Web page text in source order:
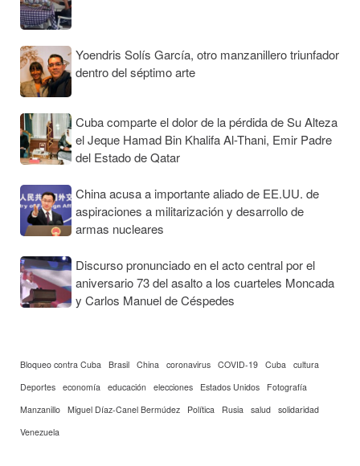
Yoendris Solís García, otro manzanillero triunfador
dentro del séptimo arte
Cuba comparte el dolor de la pérdida de Su Alteza
el Jeque Hamad Bin Khalifa Al-Thani, Emir Padre
del Estado de Qatar
China acusa a importante aliado de EE.UU. de
aspiraciones a militarización y desarrollo de
armas nucleares
Discurso pronunciado en el acto central por el
aniversario 73 del asalto a los cuarteles Moncada
y Carlos Manuel de Céspedes
Bloqueo contra Cuba Brasil China coronavirus COVID-19 Cuba
cultura
Deportes economía educación elecciones Estados Unidos
Fotografía
Manzanillo Miguel Díaz-Canel Bermúdez Política Rusia salud solidaridad
Venezuela